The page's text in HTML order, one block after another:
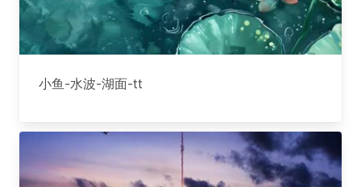
小鱼-水波-湖面-tt